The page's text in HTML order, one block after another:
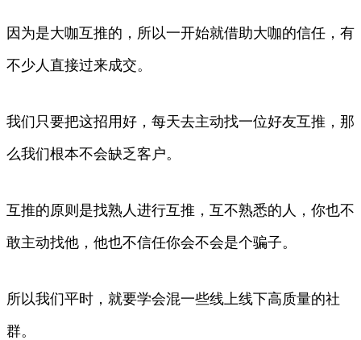
因为是大咖互推的，所以一开始就借助大咖的信任，有
不少人直接过来成交。
我们只要把这招用好，每天去主动找一位好友互推，那
么我们根本不会缺乏客户。
互推的原则是找熟人进行互推，互不熟悉的人，你也不
敢主动找他，他也不信任你会不会是个骗子。
所以我们平时，就要学会混一些线上线下高质量的社
群。